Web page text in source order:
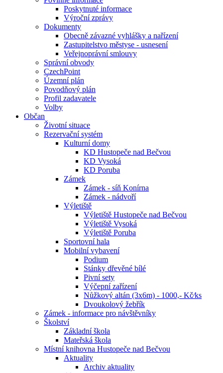
Poskytnuté informace
Výroční zprávy
Dokumenty
Obecně závazné vyhlášky a nařízení
Zastupitelstvo městyse - usnesení
Veřejnoprávní smlouvy
Správní obvody
CzechPoint
Územní plán
Povodňový plán
Profil zadavatele
Volby
Občan
Životní situace
Rezervační systém
Kulturní domy
KD Hustopeče nad Bečvou
KD Vysoká
KD Poruba
Zámek
Zámek - síň Konírna
Zámek - nádvoří
Výletiště
Výletiště Hustopeče nad Bečvou
Výletiště Vysoká
Výletiště Poruba
Sportovní hala
Mobilní vybavení
Podium
Stánky dřevěné bílé
Pivní sety
Výčepní zařízení
Nůžkový altán (3x6m) - 1000,- Kč⁄ks
Dvoukolový žebřík
Zámek - informace pro návštěvníky
Školství
Základní škola
Mateřská škola
Místní knihovna Hustopeče nad Bečvou
Aktuality
Archiv aktuality